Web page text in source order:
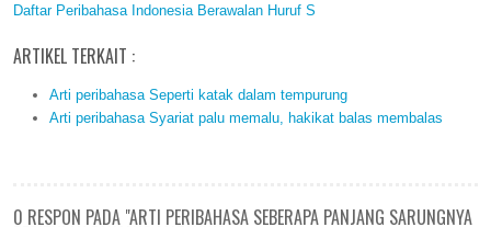
Daftar Peribahasa Indonesia Berawalan Huruf S
ARTIKEL TERKAIT :
Arti peribahasa Seperti katak dalam tempurung
Arti peribahasa Syariat palu memalu, hakikat balas membalas
0 RESPON PADA "ARTI PERIBAHASA SEBERAPA PANJANG SARUNGNYA